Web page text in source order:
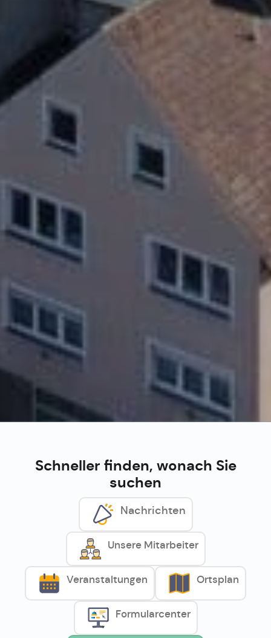
Schneller finden, wonach Sie
suchen
Nachrichten
Unsere Mitarbeiter
Veranstaltungen Ortsplan
Formularcenter